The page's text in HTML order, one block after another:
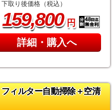
下取り後価格（税込）
159,800円
詳細・購入へ
ィルター自動掃除＋空清